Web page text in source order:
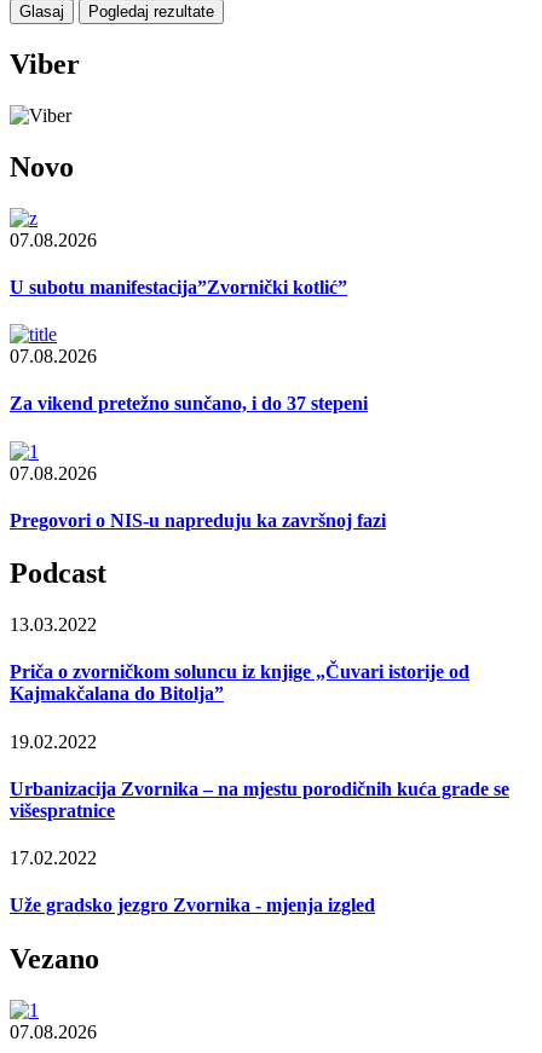
Viber
Novo
07.08.2026
U subotu manifestacija”Zvornički kotlić”
07.08.2026
Za vikend pretežno sunčano, i do 37 stepeni
07.08.2026
Pregovori o NIS-u napreduju ka završnoj fazi
Podcast
13.03.2022
Priča o zvorničkom soluncu iz knjige „Čuvari istorije od
Kajmakčalana do Bitolja”
19.02.2022
Urbanizacija Zvornika – na mjestu porodičnih kuća grade se
višespratnice
17.02.2022
Uže gradsko jezgro Zvornika - mjenja izgled
Vezano
07.08.2026